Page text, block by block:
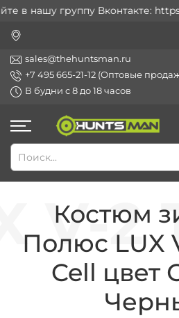
в нашу группу Вконтакте:
sales@thehuntsman.ru
+7 495 665-21-12 (Оптовые
В будни с 8 до 18 часов
Костюм
Полюс LUX
Cell цвет